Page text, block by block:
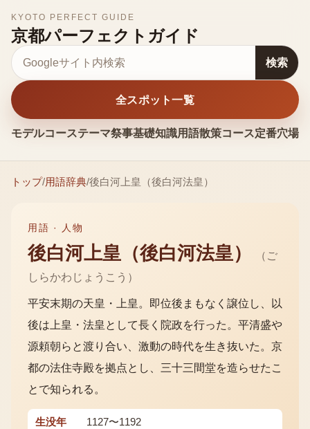
KYOTO PERFECT GUIDE
京都パーフェクトガイド
モデルコーステーマ祭事基礎知識用語散策コース定番穴場
サイト内検索
検索
全スポット一覧
トップ/用語辞典/後白河上皇（後白河法皇）
用語 · 人物
後白河上皇（後白河法皇） （ ご
しらかわじょうこう ）
平安末期の天皇・上皇。即位後まもなく譲位し、以
後は上皇・法皇として長く院政を行った。平清盛や
源頼朝らと渡り合い、激動の時代を生き抜いた。京
都の法住寺殿を拠点とし、三十三間堂を造らせたこ
とで知られる。
生没年 1127〜1192